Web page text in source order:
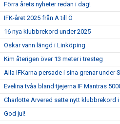
Förra årets nyheter redan i dag!
IFK-året 2025 från A till Ö
16 nya klubbrekord under 2025
Oskar vann längd i Linköping
Kim återigen över 13 meter i tresteg
Alla IFKarna persade i sina grenar under
Evelina tvåa bland tjejerna IF Mantras
Charlotte Arvered satte nytt klubbrekord
God jul!